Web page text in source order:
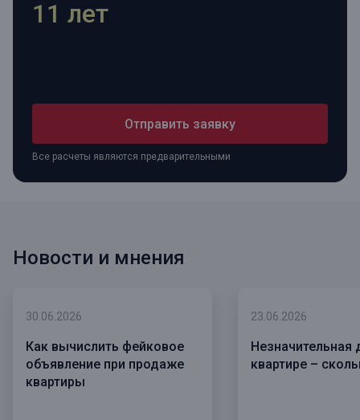
11 лет
Отправить заявку
Все расчеты являются предварительными
Новости и мнения
30.06.2026
Как вычислить фейковое
объявление при продаже
квартиры
23.06.2026
Незначительная
квартире –